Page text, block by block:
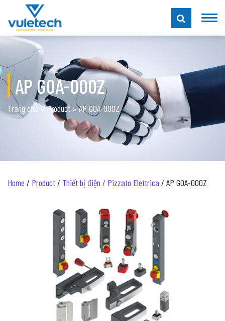
AP G0A-000Z
Trang chủ »Product »AP G0A-000Z
Home / Product/ Thiết bị điện / Pizzato Elettrica / AP G0A-000Z